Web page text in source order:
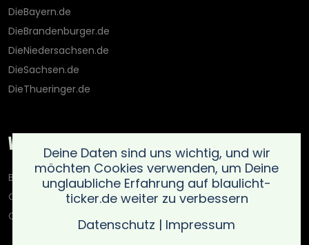
DieBayern.de
DieBrandenburger.de
DieNiedersachsen.de
DieSachsen.de
DieThueringer.de
Weitere Portale
Blaulicht-Ticker.de
Oberlausitz.holiday
OnlinedatingKompass.de
Deine Daten sind uns wichtig, und wir
möchten Cookies verwenden, um Deine
unglaubliche Erfahrung auf blaulicht-
ticker.de weiter zu verbessern
Datenschutz | Impressum